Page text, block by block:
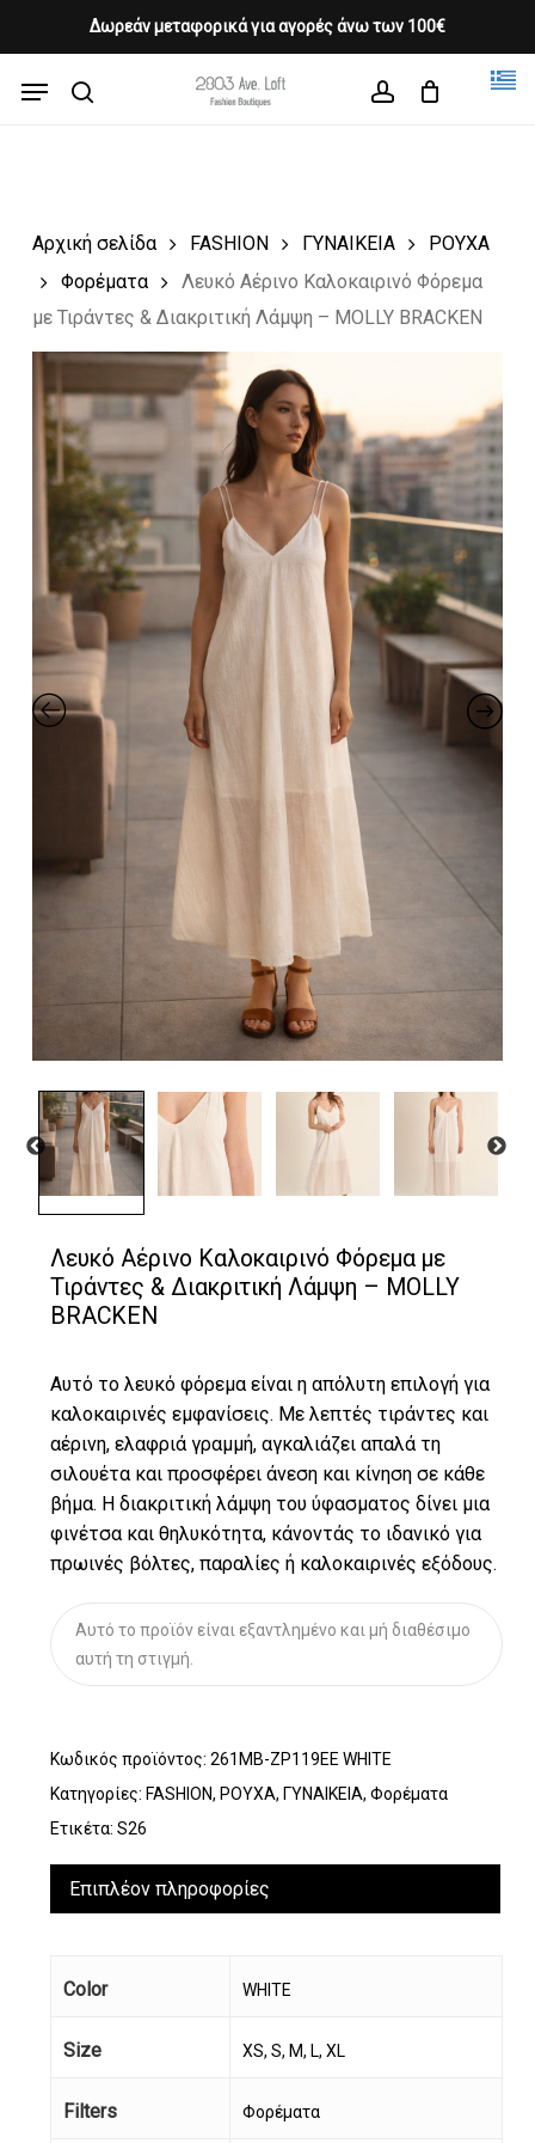
Δωρεάν μεταφορικά για αγορές άνω των 100€
content
Menu
Cart CLOSE
CART
Αρχική σελίδα FASHION ΓΥΝΑΙΚΕΙΑ
ΡΟΥΧΑ
Φορέματα
Λευκό Αέρινο Καλοκαιρινό Φόρεμα
με Τιράντες & Διακριτική Λάμψη – MOLLY BRACKEN
Λευκό Αέρινο Καλοκαιρινό Φόρεμα με
Τιράντες & Διακριτική Λάμψη – MOLLY
BRACKEN
Αυτό το λευκό φόρεμα είναι η απόλυτη επιλογή για
καλοκαιρινές εμφανίσεις. Με λεπτές τιράντες και
αέρινη, ελαφριά γραμμή, αγκαλιάζει απαλά τη
σιλουέτα και προσφέρει άνεση και κίνηση σε κάθε
βήμα. Η διακριτική λάμψη του ύφασματος δίνει μια
φινέτσα και θηλυκότητα, κάνοντάς το ιδανικό για
πρωινές βόλτες, παραλίες ή καλοκαιρινές εξόδους.
Αυτό το προϊόν είναι εξαντλημένο και μή διαθέσιμο
αυτή τη στιγμή.
Κωδικός προϊόντος: 261MB-ZP119EE WHITE
Κατηγορίες: FASHION, ΡΟΥΧΑ, ΓΥΝΑΙΚΕΙΑ, Φορέματα
Ετικέτα: S26
Επιπλέον πληροφορίες
Color WHITE
Size XS, S, M, L, XL
Filters Φορέματα
Close